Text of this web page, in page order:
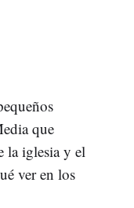
que
la iglesia y el
ver en los